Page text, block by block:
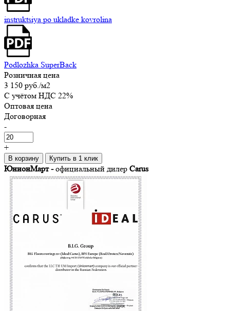
instruktsiya po ukladke kovrolina
Podlozhka SuperBack
Розничная цена
3 150 руб./м2
C учётом НДС 22%
Оптовая цена
Договорная
-
+
В корзину Купить в 1 клик
ЮнионМарт -официальный дилер Carus